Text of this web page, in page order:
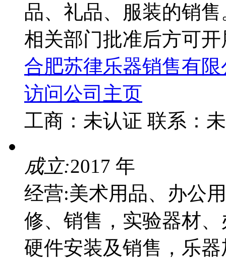
品、礼品、服装的销
相关部门批准后方可
合肥苏律乐器销售有限
访问公司主页
工商： 未认证 联系：
成立:2017 年
经营:美术用品、办公
修、销售，实验器材
硬件安装及销售，乐